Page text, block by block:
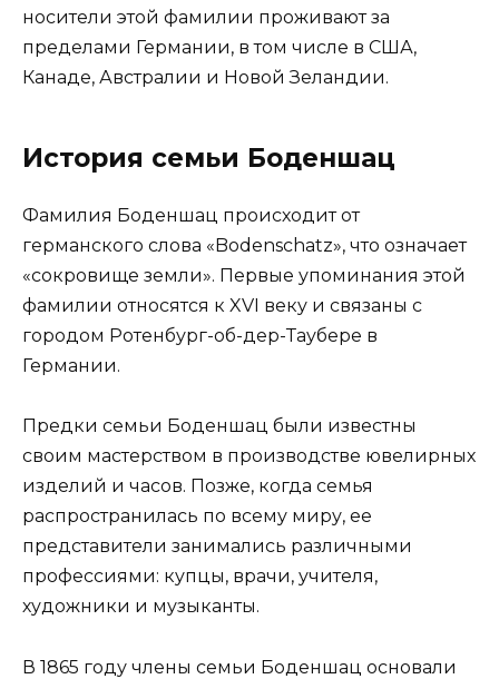
носители этой фамилии проживают за
пределами Германии, в том числе в США,
Канаде, Австралии и Новой Зеландии.
История семьи Боденшац
Фамилия Боденшац происходит от
германского слова «Bodenschatz», что означает
«сокровище земли». Первые упоминания этой
фамилии относятся к XVI веку и связаны с
городом Ротенбург-об-дер-Таубере в
Германии.
Предки семьи Боденшац были известны
своим мастерством в производстве ювелирных
изделий и часов. Позже, когда семья
распространилась по всему миру, ее
представители занимались различными
профессиями: купцы, врачи, учителя,
художники и музыканты.
В 1865 году члены семьи Боденшац основали